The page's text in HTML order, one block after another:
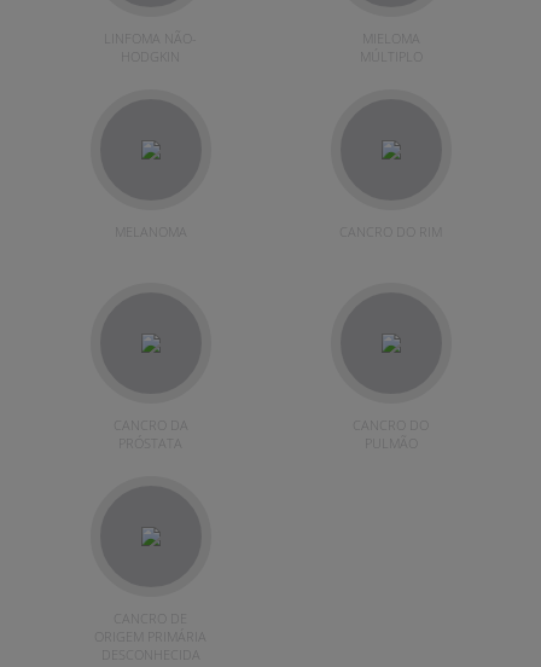
LINFOMA NÃO-
HODGKIN
MIELOMA
MÚLTIPLO
MELANOMA CANCRO DO RIM
CANCRO DA
CANCRO DO
PULMÃO
CANCRO DE
ORIGEM PRIMÁRIA
DESCONHECIDA